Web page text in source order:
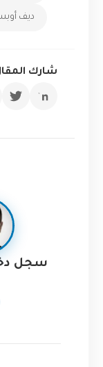
ديف
شارك
سجل